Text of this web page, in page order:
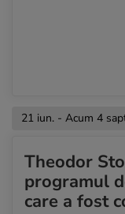
21 iun. - Acum 4
Theodor
programul
care a fost